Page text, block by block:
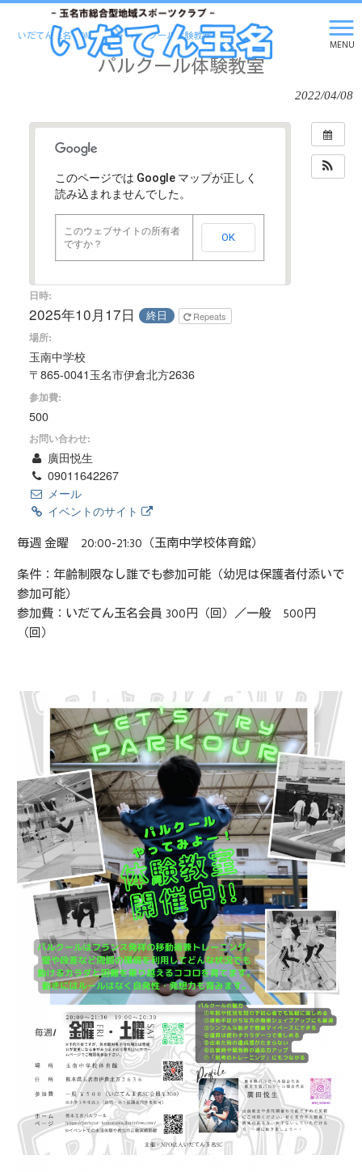
MENU
いだてん玉名 HOME > > パルクール体験教室
パルクール体験教室
2022/04/08
このページでは Google マップが正しく
読み込まれませんでした。
このウェブサイトの所有者
ですか？
OK
日時:
2025年10月17日 終日 Repeats
場所:
玉南中学校
〒865-0041玉名市伊倉北方2636
参加費:
500
お問い合わせ:
廣田悦生
09011642267
メール
イベントのサイト
毎週 金曜 20:00-21:30（玉南中学校体育館）
条件：年齢制限なし誰でも参加可能（幼児は保護者付添いで
参加可能）
参加費：いだてん玉名会員 300円（回）／一般 500円
（回）